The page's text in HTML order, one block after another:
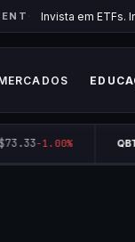
Invista em ETFs.
-1.00%